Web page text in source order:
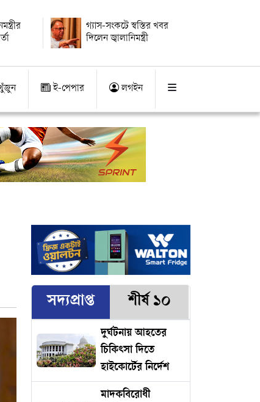
গ্যাস-সংকটে স্বস্তির খবর
দিলেন জ্বালানিমন্ত্রী
ই-পেপার লগইন
সদ্যপ্রাপ্ত শীর্ষ ১০
দুর্ঘটনায় আহতের
চিকিৎসা দিতে
হাইকোর্টের নির্দেশ
মাদকবিরোধী